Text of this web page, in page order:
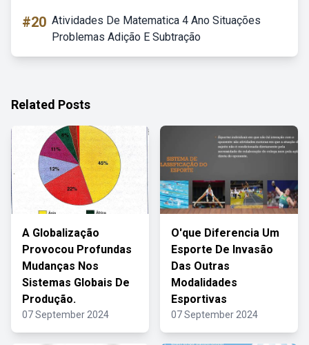
#20 Atividades De Matematica 4 Ano Situações
Problemas Adição E Subtração
Related Posts
A Globalização
Provocou Profundas
Mudanças Nos
Sistemas Globais De
Produção.
07 September 2024
O'que Diferencia Um
Esporte De Invasão
Das Outras
Modalidades
Esportivas
07 September 2024